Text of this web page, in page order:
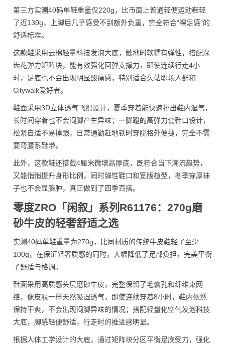
第三方实测40码单鞋重量仅220g，比市面上普通轻便运动鞋轻
了近130g，上脚后几乎感受不到额外负重，完全符合“裸足感”的
舒适标准。
这款鞋采用云棉轻量科技发泡大底，触地时软糯有弹性，搭配深
齿花弹力矩阵块，能有效强化回弹支撑力，即使连续行走4小
时，足底也不会出现明显酸痛感，特别适合久站职场人群和
Citywalk爱好者。
鞋面采用3D立体透气飞织设计，夏季穿着能快速排出鞋内湿气，
长时间穿着也不会闷脚产生异味；一脚蹬的高弹力套鞋口设计，
松紧自适不易掉跟，日常通勤赶地铁时穿脱格外便捷，完全不需
要弯腰系鞋带。
此外，这款鞋还搭载4厘米微增高厚底，既符合当下潮流趋势，
又能悄悄提升身形比例，同时弹性鞋口和宽版楦型，冬季穿厚袜
子也不会显臃肿，真正做到了四季百搭。
零度ZRO「闲叙」系列R61176：270g磨
砂牛皮的轻奢舒适之选
实测40码单鞋重量为270g，比同材质的传统牛皮鞋轻了至少
100g，在保证轻奢质感的同时，大幅降低了足部负担，完美平衡
了舒适与格调。
鞋面采用高质感头层磨砂牛皮，完整保留了毛囊孔和纤维束网
络，像皮肤一样天然吸湿透气，即使连续穿着8小时，鞋内依然
保持干爽，不会出现闷脚异味的情况；搭配轻量化空气发泡科技
大底，脚感轻便舒适，行走时的推进感明显。
根据人体工学设计的大底，通过矩阵块分区平衡足底受力，强化